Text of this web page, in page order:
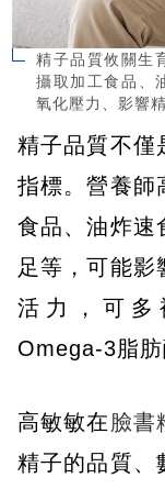
精子品質攸關生
攝取加工食品、
氧化壓力、影響
精子品質不僅
指標。營養師
食品、油炸速
足等，可能影
活力，可多
Omega-3脂肪
高敏敏在 臉書
精子的品質、